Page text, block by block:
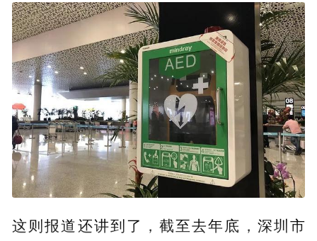
这则报道还讲到了，截至去年底，深圳市